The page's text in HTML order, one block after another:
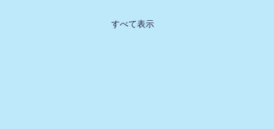
すべて表示